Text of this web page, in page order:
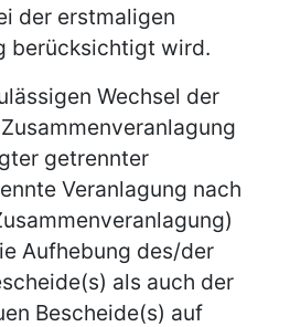
der erstmaligen
berücksichtigt wird.
Wechsel der
getrennter
Veranlagung nach
Aufhebung des/der
als auch der
Bescheide(s) auf